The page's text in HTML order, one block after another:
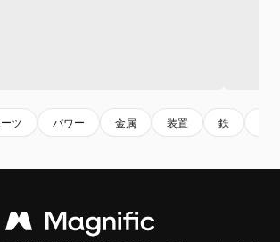
ツ パワー 金属 装置 鉄